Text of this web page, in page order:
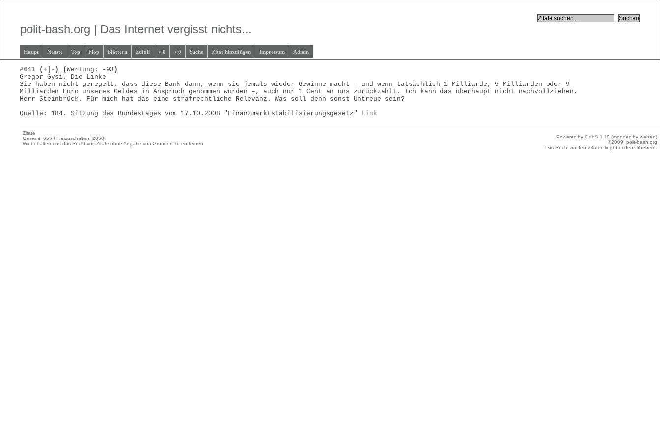
polit-bash.org | Das Internet vergisst nichts...
Haupt Neuste Top Flop Blättern Zufall > 0 < 0 Suche Zitat hinzufügen Impressum Admin
#641 (+ - ) (Wertung: -93 )
Gregor Gysi, Die Linke
Sie haben nicht geregelt, dass diese Bank dann, wenn sie jemals wieder Gewinne macht – und wenn tatsächlich 1 Milliarde, 5 Milliarden oder 9
Milliarden Euro unseres Geldes in Anspruch genommen wurden –, auch nur 1 Cent an uns zurückzahlt. Ich kann das überhaupt nicht nachvollziehen,
Herr Steinbrück. Für mich hat das eine strafrechtliche Relevanz. Was soll denn sonst Untreue sein?
Quelle: 184. Sitzung des Bundestages vom 17.10.2008 "Finanzmarktstabilisierungsgesetz" Link
Zitate
Gesamt: 655/ Freizuschalten: 2058
Wir behalten uns das Recht vor, Zitate ohne Angabe von Gründen zu entfernen.
Powered by QdbS 1.10 (modded by weizen)
©2009, polit-bash.org
Das Recht an den Zitaten liegt bei den Urhebern.